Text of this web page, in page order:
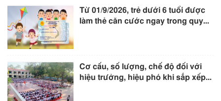
Từ 01/9/2026, trẻ dưới 6 tuổi được
làm thẻ căn cước ngay trong quy...
Cơ cấu, số lượng, chế độ đối với
hiệu trưởng, hiệu phó khi sắp xếp...